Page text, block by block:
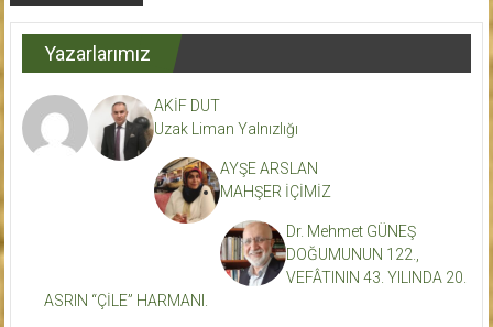
Yazarlarımız
AKİF DUT
Uzak Liman Yalnızlığı
AYŞE ARSLAN
MAHŞER İÇİMİZ
Dr. Mehmet GÜNEŞ
DOĞUMUNUN 122.,
VEFÂTININ 43. YILINDA 20.
ASRIN “ÇİLE” HARMANI.